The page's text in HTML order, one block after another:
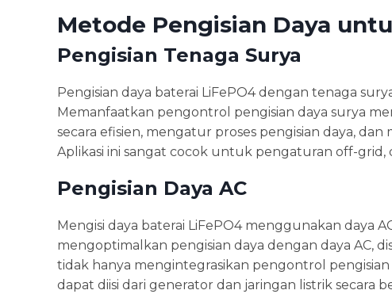
Metode Pengisian Daya
Pengisian Tenaga Surya
Pengisian daya baterai LiFePO4 dengan tenaga
Memanfaatkan pengontrol pengisian daya surya
secara efisien, mengatur proses pengisian daya,
Aplikasi ini sangat cocok untuk pengaturan off-grid,
Pengisian Daya AC
Mengisi daya baterai LiFePO4 menggunakan daya
mengoptimalkan pengisian daya dengan daya AC,
tidak hanya mengintegrasikan pengontrol pengisian
dapat diisi dari generator dan jaringan listrik secara